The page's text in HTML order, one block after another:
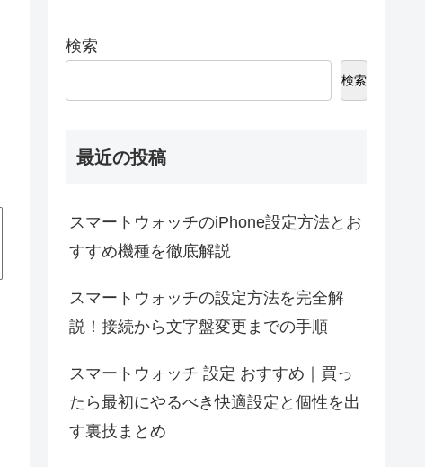
検索
検索
最近の投稿
スマートウォッチのiPhone設定方法とお
すすめ機種を徹底解説
スマートウォッチの設定方法を完全解
説！接続から文字盤変更までの手順
スマートウォッチ 設定 おすすめ｜買っ
たら最初にやるべき快適設定と個性を出
す裏技まとめ